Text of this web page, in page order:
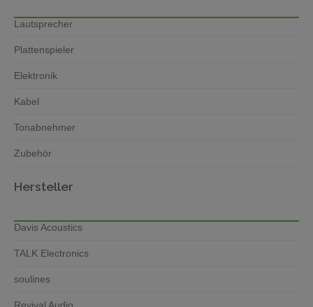
Lautsprecher
Plattenspieler
Elektronik
Kabel
Tonabnehmer
Zubehör
Hersteller
Davis Acoustics
TALK Electronics
soulines